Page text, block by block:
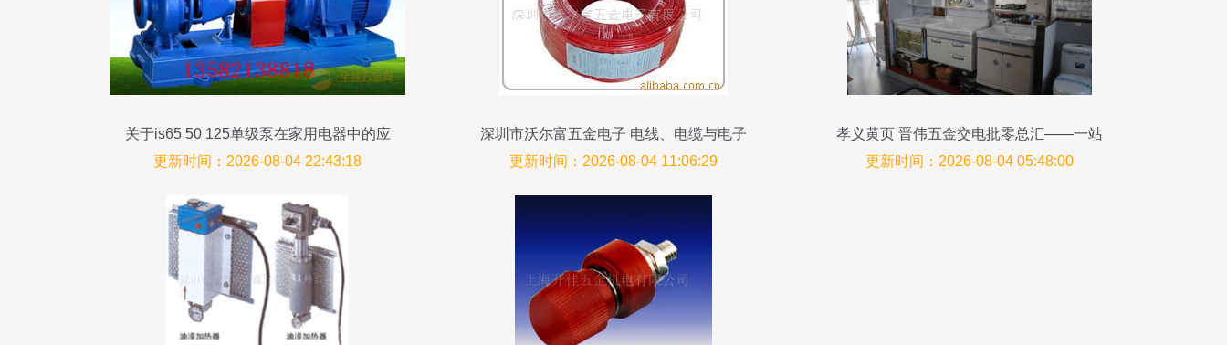
关于is65 50 125单级泵在家用电器中的应
用分析
更新时间：2026-08-04 22:43:18
深圳市沃尔富五金电子 电线、电缆与电子
产品选购指南
更新时间：2026-08-04 11:06:29
孝义黄页 晋伟五金交电批零总汇——一站
式采购就选这家
更新时间：2026-08-04 05:48:00